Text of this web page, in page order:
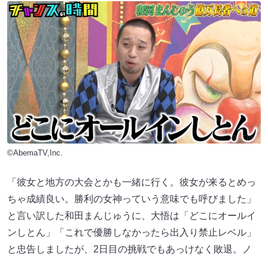
©AbemaTV,Inc.
「彼女と地方の大会とかも一緒に行く。彼女が来るとめっ
ちゃ成績良い。勝利の女神っていう意味でも呼びました」
と言い訳した和田まんじゅうに、大悟は「どこにオールイ
ンしとん」「これで優勝しなかったら出入り禁止レベル」
と忠告しましたが、2日目の挑戦でもあっけなく敗退。ノ